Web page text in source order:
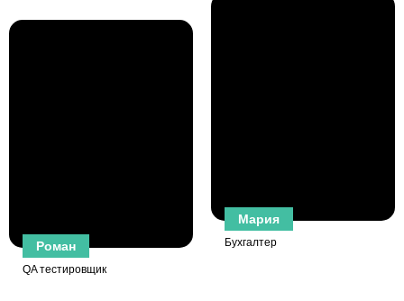
Роман
QA тестировщик
Мария
Бухгалтер